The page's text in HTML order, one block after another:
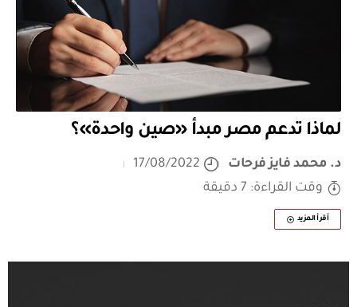
لماذا تدعم مصر مبدأ «صين واحدة»؟
د. محمد فايز فرحات
17/08/2022
وقت القراءة: 7 دقيقة
أقرأ المزيد